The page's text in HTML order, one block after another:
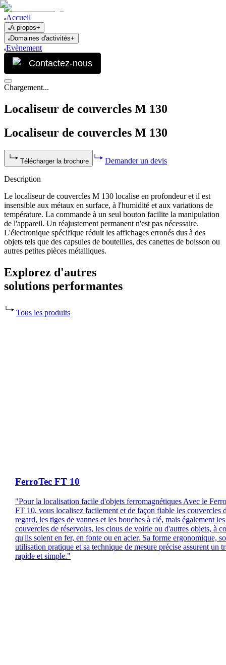
Accueil
À propos+
Domaines d'activités+
Evènement
Contactez-nous
Chargement...
Localiseur de couvercles M 130
Localiseur de couvercles M 130
Télécharger la brochure Demander un devis
Description
Le localiseur de couvercles M 130 localise en profondeur et il est
insensible aux métaux en surface, à l'humidité et aux variations de
température. La commande à un seul bouton facilite la manipulation
de l'appareil. Un réajustement permanent n'est pas nécessaire.
L'électronique spécifique réduit les affichages erronés dus à des
objets tels que des capsules de bouteilles, des canettes de boisson ou
autres petites pièces métalliques.
Explorez d'autres
solutions performantes
Tous les produits
FerroTec FT 10
"Pour la localisation facile d'objets ferromagnétiques Avec le
FT 10, vous localisez facilement et de façon fiable les couvercles
regard, les tiges de vannes et les bouches à clé, mais également les
couvercles de réservoirs, les clous de voirie ou d'autres objets, à
qu'ils soient en fer, en fonte ou en acier. Sa forme ergonomique,
utilisation pratique et sa technique de mesure précise assurent un
rapide et simple."